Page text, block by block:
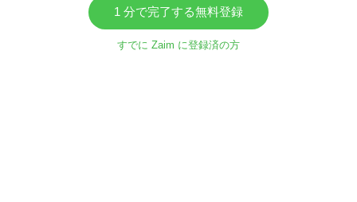
1 分で完了する無料登録
すでに Zaim に登録済の方